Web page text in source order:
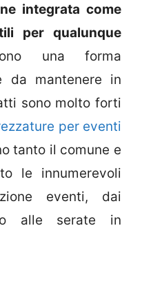
integrata come
per qualunque
una forma
da mantenere in
sono molto forti
per eventi
tanto il comune e
le innumerevoli
eventi, dai
alle serate in